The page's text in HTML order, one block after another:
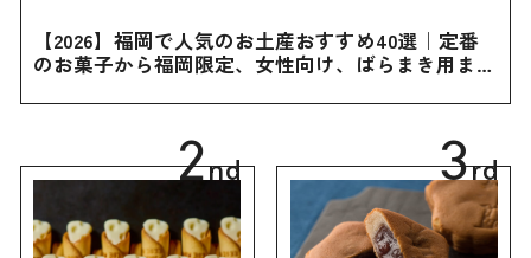
【2026】福岡で人気のお土産おすすめ40選｜定番
のお菓子から福岡限定、女性向け、ばらまき用まで
2nd 3rd